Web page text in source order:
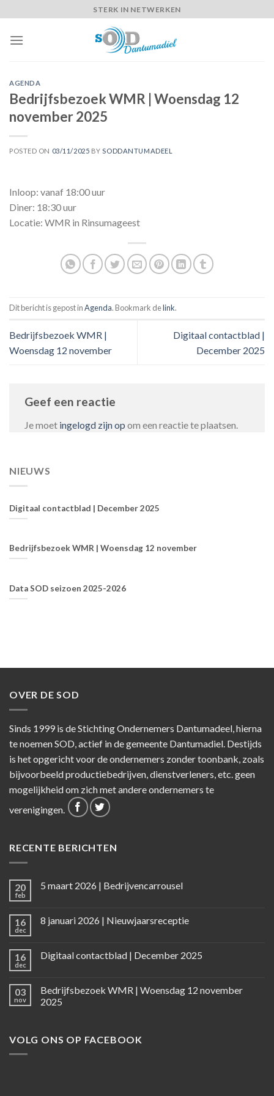
to
content
STERK IN NETWERKEN
AGENDA
Bedrijfsbezoek WMR | Woensdag 12
november 2025
POSTED ON 03/11/2025 BY SODDANTUMADEEL
Inloop: vanaf 18:00 uur
Diner: 18:30 uur
Locatie: WMR in Rinsumageest
Dit bericht is gepost inAgenda. Bookmark delink.
Bedrijfsbezoek WMR |
Woensdag 12 november
Digitaal contactblad |
December 2025
Geef een reactie
Je moet ingelogd zijn op om een reactie te plaatsen.
NIEUWS
Digitaal contactblad | December 2025
Bedrijfsbezoek WMR | Woensdag 12 november
Data SOD seizoen 2025-2026
OVER DE SOD
Sinds 1999 is de Stichting Ondernemers Dantumadeel, hierna
te noemen SOD, actief in de gemeente Dantumadiel. Destijds
is het opgericht voor de ondernemers zonder toonbank, zoals
bijvoorbeeld productiebedrijven, dienstverleners, etc. geen
mogelijkheid om zich met andere ondernemers te
verenigingen.
RECENTE BERICHTEN
20
feb
5 maart 2026 | Bedrijvencarrousel
16
dec
8 januari 2026 | Nieuwjaarsreceptie
16
dec
Digitaal contactblad | December 2025
03
nov
Bedrijfsbezoek WMR | Woensdag 12 november
2025
VOLG ONS OP FACEBOOK